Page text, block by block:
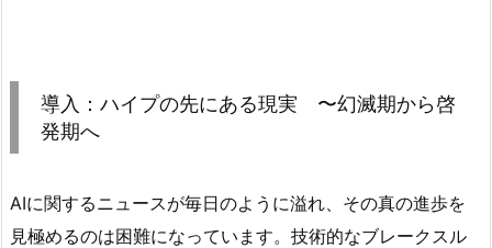
導入：ハイプの先にある現実 〜幻滅期から啓
発期へ
AIに関するニュースが毎日のように溢れ、その真の進歩を
見極めるのは困難になっています。技術的なブレークスル